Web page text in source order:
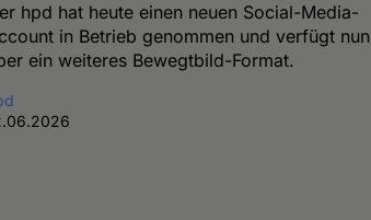
hpd hat heute einen neuen Social-Media-
in Betrieb genommen und verfügt nun
ein weiteres Bewegtbild-Format.